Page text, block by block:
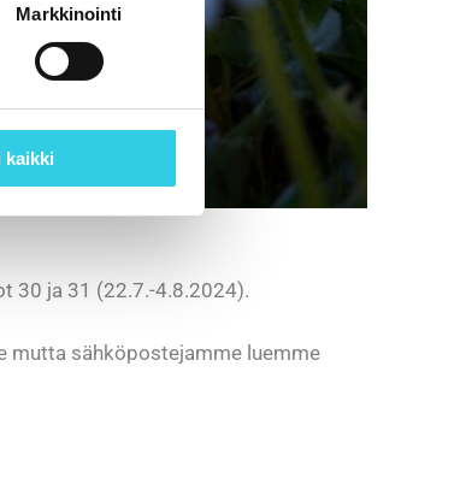
Markkinointi
kaikki
30 ja 31 (22.7.-4.8.2024).
mutta sähköpostejamme luemme